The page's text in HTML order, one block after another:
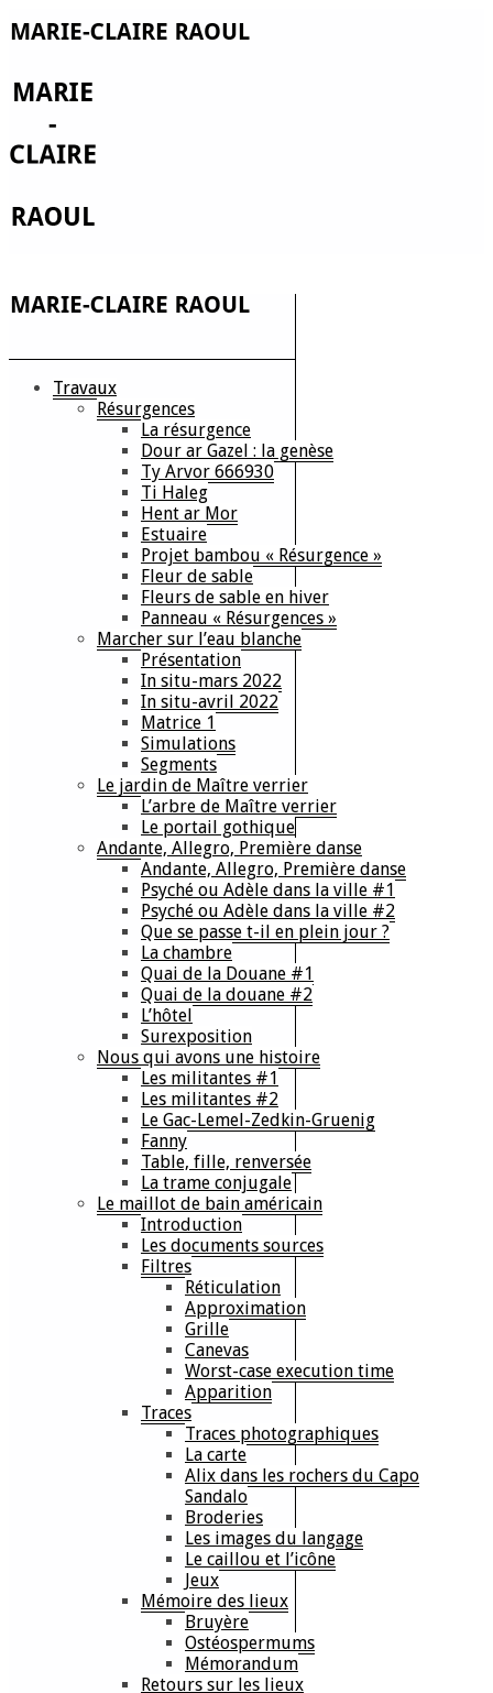
Travaux
Résurgences
La résurgence
Dour ar Gazel : la genèse
Ty Arvor 666930
Ti Haleg
Hent ar Mor
Estuaire
Projet bambou « Résurgence »
Fleur de sable
Fleurs de sable en hiver
Panneau « Résurgences »
Marcher sur l’eau blanche
Présentation
In situ-mars 2022
In situ-avril 2022
Matrice 1
Simulations
Segments
Le jardin de Maître verrier
L’arbre de Maître verrier
Le portail gothique
Andante, Allegro, Première danse
Andante, Allegro, Première danse
Psyché ou Adèle dans la ville #1
Psyché ou Adèle dans la ville #2
Que se passe t-il en plein jour ?
La chambre
Quai de la Douane #1
Quai de la douane #2
L’hôtel
Surexposition
Nous qui avons une histoire
Les militantes #1
Les militantes #2
Le Gac-Lemel-Zedkin-Gruenig
Fanny
Table, fille, renversée
La trame conjugale
Le maillot de bain américain
Introduction
Les documents sources
Filtres
Réticulation
Approximation
Grille
Canevas
Worst-case execution time
Apparition
Traces
Traces photographiques
La carte
Alix dans les rochers du Capo
Sandalo
Broderies
Les images du langage
Le caillou et l’icône
Jeux
Mémoire des lieux
Bruyère
Ostéospermums
Mémorandum
Retours sur les lieux